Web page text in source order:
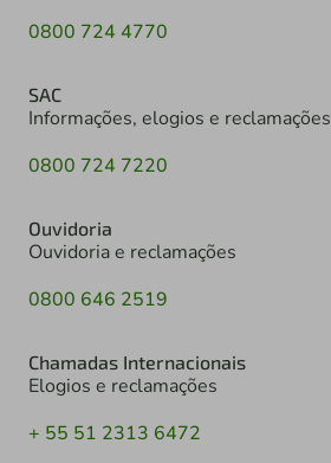
0800 724 4770
SAC
Informações, elogios e reclamações
0800 724 7220
Ouvidoria
Ouvidoria e reclamações
0800 646 2519
Chamadas Internacionais
Elogios e reclamações
+ 55 51 2313 6472